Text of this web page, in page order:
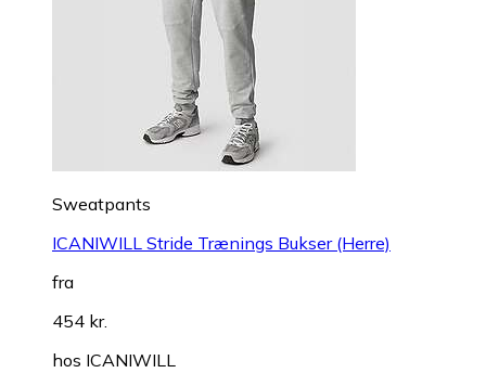
Sweatpants
ICANIWILL Stride Trænings Bukser (Herre)
fra
454 kr.
hos ICANIWILL